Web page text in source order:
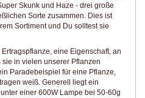
Skunk und Haze - drei große
Sorte zusammen. Dies ist
Sortiment und Du solltest sie
eine Eigenschaft, an
in vielen unserer Pflanzen
Paradebeispiel für eine Pflanze,
weiß. Generell liegt ein
einer 600W Lampe bei 50-60g